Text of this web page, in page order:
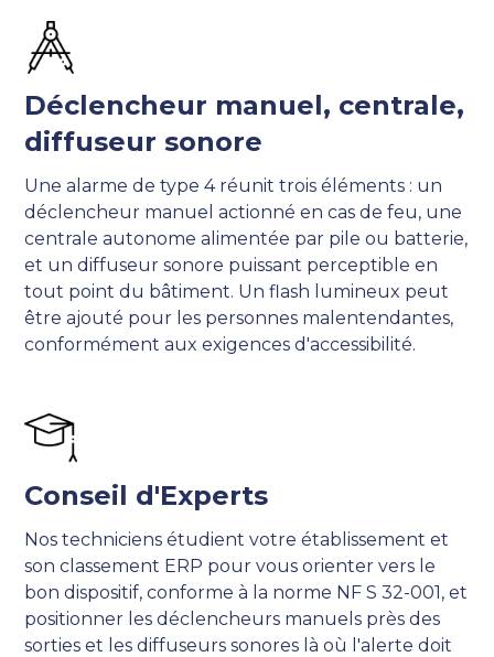
Déclencheur manuel, centrale,
diffuseur sonore
Une alarme de type 4 réunit trois éléments : un
déclencheur manuel actionné en cas de feu, une
centrale autonome alimentée par pile ou batterie,
et un diffuseur sonore puissant perceptible en
tout point du bâtiment. Un flash lumineux peut
être ajouté pour les personnes malentendantes,
conformément aux exigences d'accessibilité.
Conseil d'Experts
Nos techniciens étudient votre établissement et
son classement ERP pour vous orienter vers le
bon dispositif, conforme à la norme NF S 32-001, et
positionner les déclencheurs manuels près des
sorties et les diffuseurs sonores là où l'alerte doit